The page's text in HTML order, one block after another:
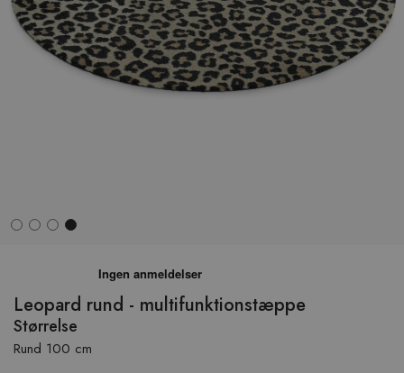
Leopard rund - multifunktionstæppe
Størrelse
Rund 100 cm
begyndelsen
af
billedgalleriet